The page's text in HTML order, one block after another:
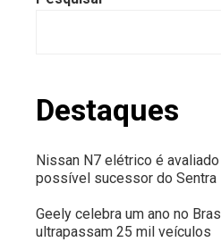
Destaques
Nissan N7 elétrico é
possível sucessor do Sentra
Geely celebra um ano no
ultrapassam 25 mil veículos